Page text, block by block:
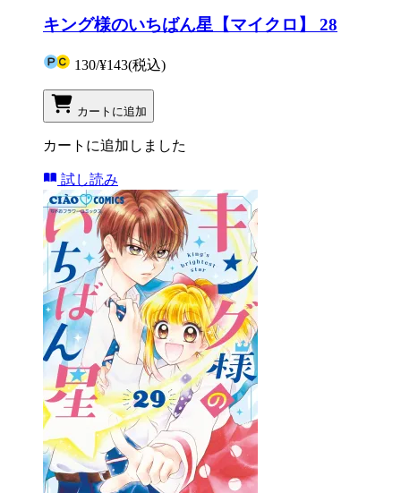
キング様のいちばん星【マイクロ】 28
130/¥143(税込)
カートに追加
カートに追加しました
試し読み